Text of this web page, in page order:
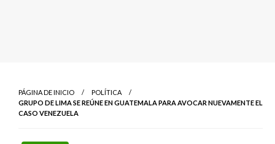
PÁGINA DE INICIO
POLÍTICA
GRUPO DE LIMA SE REÚNE EN GUATEMALA PARA AVOCAR NUEVAMENTE EL
CASO VENEZUELA